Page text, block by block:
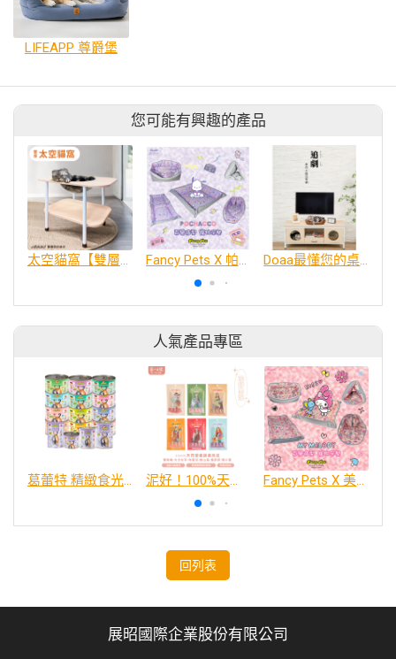
LIFEAPP 尊爵堡
您可能有興趣的產品
太空貓窩【雙層】太空艙 太空罩貓窩 Fancy Pets X 帕恰狗 百變造型寵物睡床墊 Doaa最懂您的桌仔｜DOMO寵物電視櫃 人寵共用 貓窩 貓家具 貓咪電視櫃 寵物家具 貓洞設計 雙開放式貓窩
人氣產品專區
葛蕾特 精緻食光 主食貓罐、貓餐包 泥好！100%天然營養蔬果肉泥 Fancy Pets X 美樂蒂 百變造型寵物睡床墊
回列表
展昭國際企業股份有限公司